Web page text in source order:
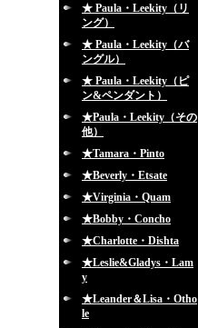
★ Paula・Leekity（リ
ング）
★ Paula・Leekity（バ
ングル）
★ Paula・Leekity（ピ
ン&ペンダント）
★Paula・Leekity（その
他）
★Tamara・Pinto
★Beverly・Etsate
★Virginia・Quam
★Bobby・Concho
★Charlotte・Dishta
★Leslie&Gladys・Lam
y
★Leander＆Lisa・Otho
le